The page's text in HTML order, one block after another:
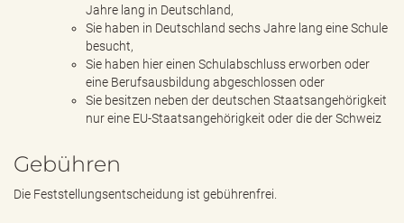
Jahre lang in Deutschland,
Sie haben in Deutschland sechs Jahre lang eine Schule
besucht,
Sie haben hier einen Schulabschluss erworben oder
eine Berufsausbildung abgeschlossen oder
Sie besitzen neben der deutschen Staatsangehörigkeit
nur eine EU-Staatsangehörigkeit oder die der Schweiz
Gebühren
Die Feststellungsentscheidung ist gebührenfrei.